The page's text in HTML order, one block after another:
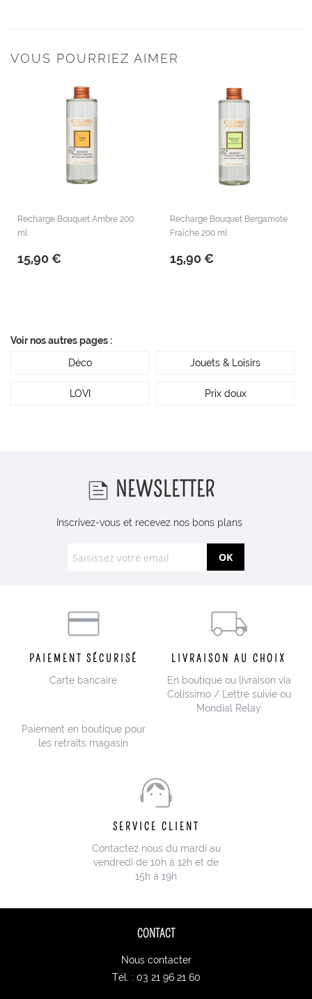
VOUS POURRIEZ AIMER
Recharge Bouquet Ambre 200
ml
15,90 €
Recharge Bouquet Bergamote
Fraîche 200 ml
15,90 €
Voir nos autres pages :
Déco
Jouets & Loisirs
LOVI Prix doux
NEWSLETTER
Inscrivez-vous et recevez nos bons plans
OK
PAIEMENT SÉCURISÉ
Carte bancaire
Paiement en boutique pour
les retraits magasin
LIVRAISON AU CHOIX
En boutique ou livraison via
Colissimo / Lettre suivie ou
Mondial Relay
SERVICE CLIENT
Contactez nous du mardi au
vendredi de 10h à 12h et de
15h à 19h
CONTACT
Nous contacter
Tél. : 03 21 96 21 60